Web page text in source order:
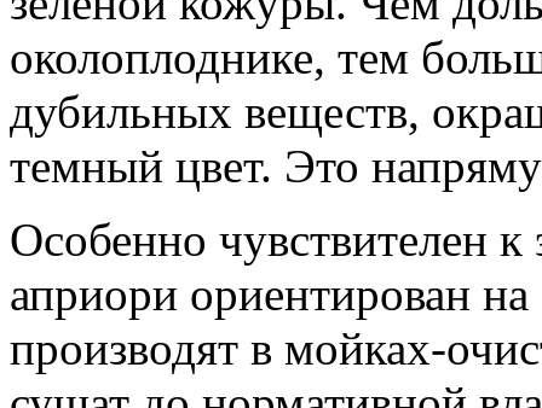
околоплоднике, тем
дубильных веществ,
темный цвет. Это
Особенно чувствителен
априори ориентирован
производят в мойках-